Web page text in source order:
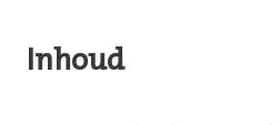
Inhoud